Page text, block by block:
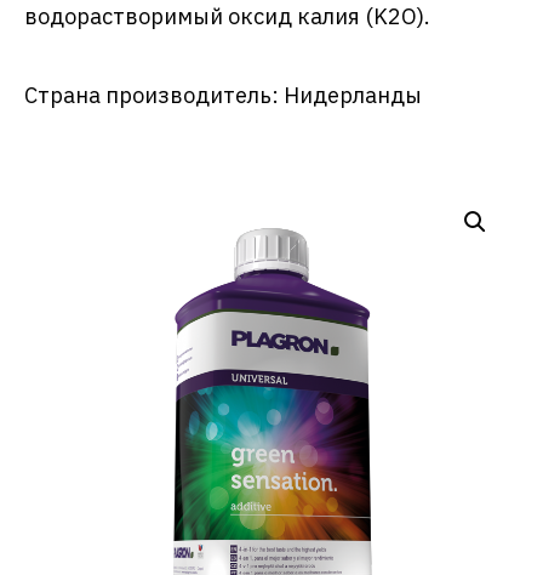
водорастворимый оксид калия (K2O).
Страна производитель: Нидерланды